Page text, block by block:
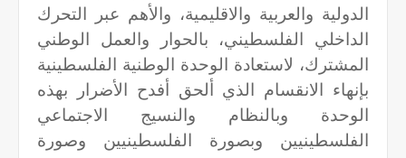
الدولية والعربية والاقليمية، والأهم عبر التحرك
الداخلي الفلسطيني، بالحوار والعمل الوطني
المشترك، لاستعادة الوحدة الوطنية الفلسطينية
بإنهاء الانقسام الذي ألحق أفدح الأضرار بهذه
الوحدة وبالنظام والنسيج الاجتماعي
الفلسطينيين وبصورة الفلسطينيين وصورة